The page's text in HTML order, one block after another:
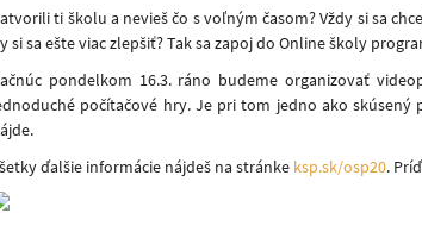
ti školu a nevieš čo s voľným časom? Vždy si sa
si sa ešte viac zlepšiť? Tak sa zapoj do Online školy
pondelkom 16.3. ráno budeme organizovať
počítačové hry. Je pri tom jedno ako
ďalšie informácie nájdeš na stránke ksp.sk/osp20.